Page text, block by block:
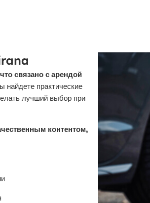
связано с арендой
найдете практические
лучший выбор при
контентом,